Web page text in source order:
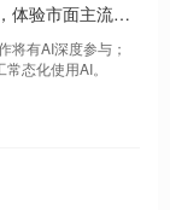
体验市面主流大
将有AI深度参与；
态化使用AI。